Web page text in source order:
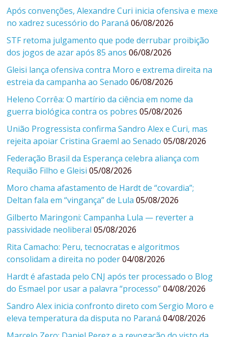
Após convenções, Alexandre Curi inicia ofensiva e mexe
no xadrez sucessório do Paraná 06/08/2026
STF retoma julgamento que pode derrubar proibição
dos jogos de azar após 85 anos 06/08/2026
Gleisi lança ofensiva contra Moro e extrema direita na
estreia da campanha ao Senado 06/08/2026
Heleno Corrêa: O martírio da ciência em nome da
guerra biológica contra os pobres 05/08/2026
União Progressista confirma Sandro Alex e Curi, mas
rejeita apoiar Cristina Graeml ao Senado 05/08/2026
Federação Brasil da Esperança celebra aliança com
Requião Filho e Gleisi 05/08/2026
Moro chama afastamento de Hardt de “covardia”;
Deltan fala em “vingança” de Lula 05/08/2026
Gilberto Maringoni: Campanha Lula — reverter a
passividade neoliberal 05/08/2026
Rita Camacho: Peru, tecnocratas e algoritmos
consolidam a direita no poder 04/08/2026
Hardt é afastada pelo CNJ após ter processado o Blog
do Esmael por usar a palavra “processo” 04/08/2026
Sandro Alex inicia confronto direto com Sergio Moro e
eleva temperatura da disputa no Paraná 04/08/2026